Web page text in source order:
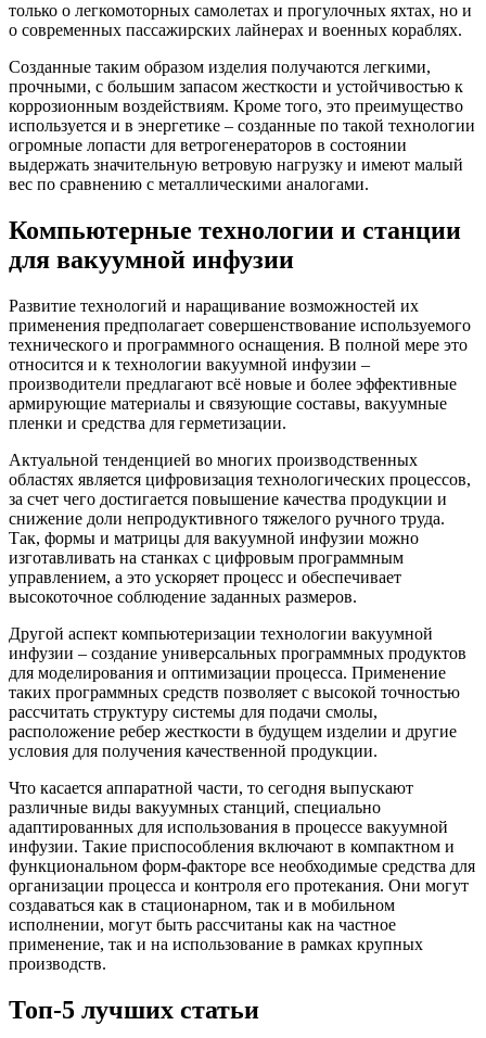
только о легкомоторных самолетах и прогулочных яхтах, но и
о современных пассажирских лайнерах и военных кораблях.
Созданные таким образом изделия получаются легкими,
прочными, с большим запасом жесткости и устойчивостью к
коррозионным воздействиям. Кроме того, это преимущество
используется и в энергетике – созданные по такой технологии
огромные лопасти для ветрогенераторов в состоянии
выдержать значительную ветровую нагрузку и имеют малый
вес по сравнению с металлическими аналогами.
Компьютерные технологии и станции
для вакуумной инфузии
Развитие технологий и наращивание возможностей их
применения предполагает совершенствование используемого
технического и программного оснащения. В полной мере это
относится и к технологии вакуумной инфузии –
производители предлагают всё новые и более эффективные
армирующие материалы и связующие составы, вакуумные
пленки и средства для герметизации.
Актуальной тенденцией во многих производственных
областях является цифровизация технологических процессов,
за счет чего достигается повышение качества продукции и
снижение доли непродуктивного тяжелого ручного труда.
Так, формы и матрицы для вакуумной инфузии можно
изготавливать на станках с цифровым программным
управлением, а это ускоряет процесс и обеспечивает
высокоточное соблюдение заданных размеров.
Другой аспект компьютеризации технологии вакуумной
инфузии – создание универсальных программных продуктов
для моделирования и оптимизации процесса. Применение
таких программных средств позволяет с высокой точностью
рассчитать структуру системы для подачи смолы,
расположение ребер жесткости в будущем изделии и другие
условия для получения качественной продукции.
Что касается аппаратной части, то сегодня выпускают
различные виды вакуумных станций, специально
адаптированных для использования в процессе вакуумной
инфузии. Такие приспособления включают в компактном и
функциональном форм-факторе все необходимые средства для
организации процесса и контроля его протекания. Они могут
создаваться как в стационарном, так и в мобильном
исполнении, могут быть рассчитаны как на частное
применение, так и на использование в рамках крупных
производств.
Топ-5 лучших статьи